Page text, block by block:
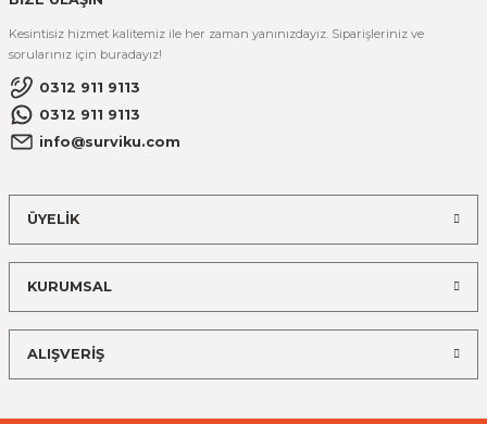
Kesintisiz hizmet kalitemiz ile her zaman yanınızdayız. Siparişleriniz ve
sorularınız için buradayız!
0312 911 9113
0312 911 9113
info@surviku.com
ÜYELİK
KURUMSAL
ALIŞVERİŞ